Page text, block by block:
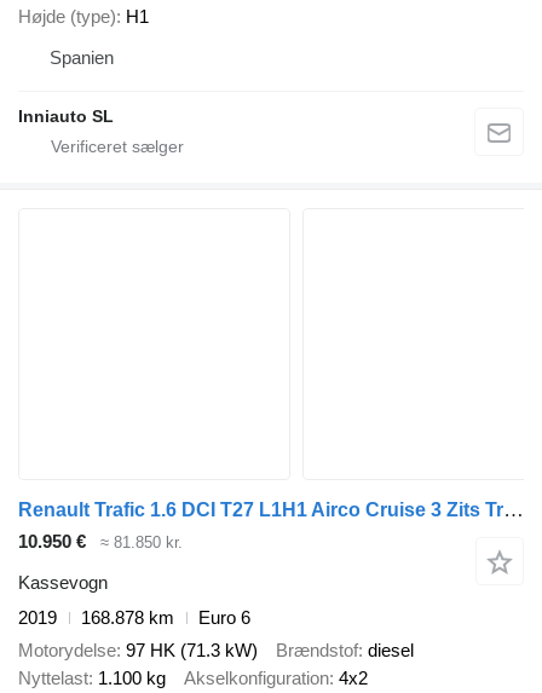
Højde (type) H1
Spanien
Inniauto SL
Renault Trafic 1.6 DCI T27 L1H1 Airco Cruise 3 Zits Trekhaak 2000 KG
10.950 € ≈ 81.850 kr.
Kassevogn
2019
168.878 km
Euro 6
Motorydelse 97 HK (71.3 kW) Brændstof diesel
Nyttelast 1.100 kg Akselkonfiguration 4x2